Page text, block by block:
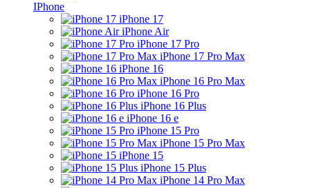
IPhone
iPhone 17
iPhone Air
iPhone 17 Pro
iPhone 17 Pro Max
iPhone 16
iPhone 16 Pro Max
iPhone 16 Pro
iPhone 16 Plus
iPhone 16 e
iPhone 15 Pro
iPhone 15 Pro Max
iPhone 15
iPhone 15 Plus
iPhone 14 Pro Max